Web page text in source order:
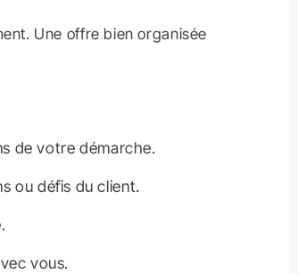
Une offre bien organisée
de votre démarche.
ou défis du client.
vous.